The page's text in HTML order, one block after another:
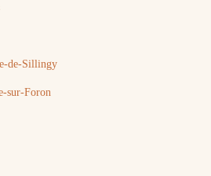
de-Sillingy
sur-Foron